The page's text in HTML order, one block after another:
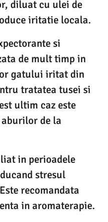
diluat cu ulei de
iritatie locala.
si
de mult timp in
gatului iritat din
tratatea tusei si
ultim caz este
de la
in perioadele
stresul
recomandata
in aromaterapie.